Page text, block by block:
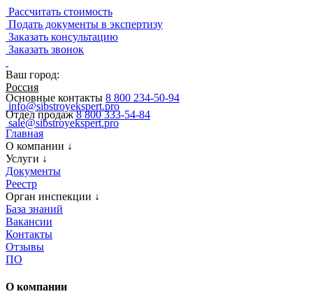
Рассчитать стоимость
Подать документы в экспертизу
Заказать консультацию
Заказать звонок
Ваш город:
Россия
Основные контакты 8 800 234-50-94
info@sibstroyekspert.pro
Отдел продаж 8 800 333-54-84
sale@sibstroyekspert.pro
Главная
О компании ↓
Услуги ↓
Документы
Реестр
Орган инспекции ↓
База знаний
Вакансии
Контакты
Отзывы
ПО
О компании